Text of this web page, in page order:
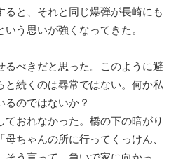
と、それと同じ爆弾が長崎にも
う思いが強くなってきた。
べきだと思った。このように避
と続くのは尋常ではない。何か私
るのではないか？
おれなかった。橋の下の暗がり
ちゃんの所に行ってくっけん、